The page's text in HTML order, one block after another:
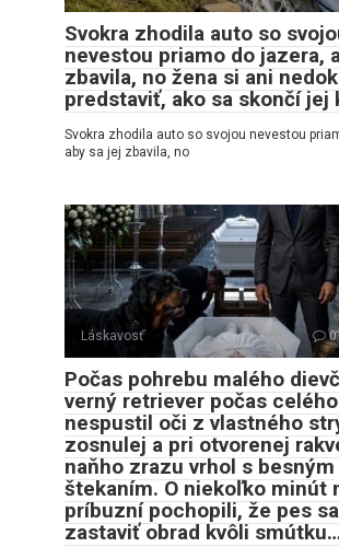
Svokra zhodila auto so
nevestou priamo do jazera,
zbavila, no žena si ani
predstaviť, ako sa skončí jej
Svokra zhodila auto so svojou nevestou
aby sa jej zbavila, no
Láskavosť 0
Počas pohrebu malého
verný retriever počas
nespustil oči z vlastného
zosnulej a pri otvorenej
naňho zrazu vrhol s besným
štekaním. O niekoľko minút
príbuzní pochopili, že pes
zastaviť obrad kvôli